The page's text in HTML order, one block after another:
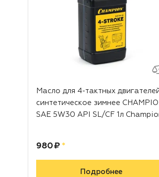
Масло для 4-тактных
синтетическое зимнее
SAE 5W30 API SL/CF 1л
Цена:
980 ₽ рублей
*
Подробнее